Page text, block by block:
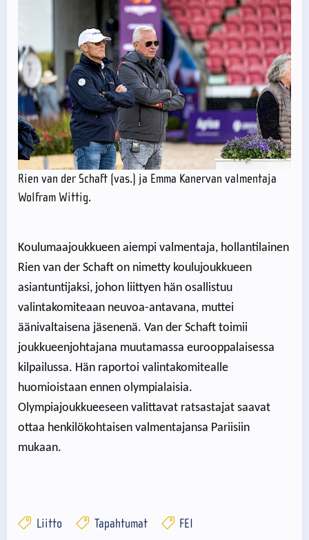
Rien van der Schaft (vas.) ja Emma Kanervan valmentaja
Wolfram Wittig.
Koulumaajoukkueen aiempi valmentaja, hollantilainen
Rien van der Schaft on nimetty koulujoukkueen
asiantuntijaksi, johon liittyen hän osallistuu
valintakomiteaan neuvoa-antavana, muttei
äänivaltaisena jäsenenä. Van der Schaft toimii
joukkueenjohtajana muutamassa eurooppalaisessa
kilpailussa. Hän raportoi valintakomitealle
huomioistaan ennen olympialaisia.
Olympiajoukkueeseen valittavat ratsastajat saavat
ottaa henkilökohtaisen valmentajansa Pariisiin
mukaan.
Liitto Tapahtumat FEI